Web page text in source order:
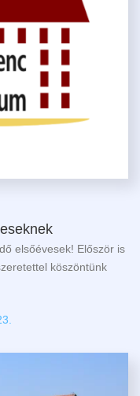
elsőévesek! Először is
köszöntünk